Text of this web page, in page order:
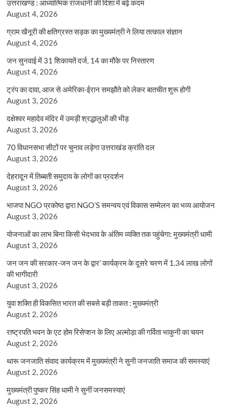
उत्तराखण्ड : आध्यात्मिक राजधानी की दिशा में बढ़े कदम
August 4, 2026
ग्राम खैनूरी की क्षतिग्रस्त सड़क का मुख्यमंत्री ने लिया तत्काल संज्ञान
August 4, 2026
जन सुनवाई में 31 शिकायतें दर्ज, 14 का मौके पर निस्तारण
August 4, 2026
ट्रंप का दावा, आज से अमेरिका-ईरान समझौते को लेकर बातचीत शुरू होगी
August 3, 2026
दक्षेश्वर महादेव मंदिर में उमड़ी श्रद्धालुओं की भीड़
August 3, 2026
70 विधानसभा सीटों पर चुनाव लड़ेगा उत्तराखंड क्रांति दल
August 3, 2026
देहरादून में तिब्बती समुदाय के लोगों का प्रदर्शन
August 3, 2026
भाजपा NGO प्रकोष्ठ द्वारा NGO’S समन्वय एवं विकास सम्मेलन का भव्य आयोजन
August 3, 2026
योजनाओं का लाभ बिना किसी भेदभाव के अंतिम व्यक्ति तक पहुंचेगा: मुख्यमंत्री धामी
August 3, 2026
जन जन की सरकार-जन जन के द्वार’ कार्यक्रम के दूसरे चरण में 1.34 लाख लोगों
की भागीदारी
August 3, 2026
युवा शक्ति ही विकसित भारत की सबसे बड़ी ताकत : मुख्यमंत्री
August 2, 2026
राष्ट्रपति भवन के एट होम रिसेप्शन के लिए अल्मोड़ा की गर्विता भाकुनी का चयन
August 2, 2026
थारू जनजाति संवाद कार्यक्रम में मुख्यमंत्री ने सुनी जनजाति समाज की समस्याएं
August 2, 2026
मुख्यमंत्री पुष्कर सिंह धामी ने सुनीं जनसमस्याएं
August 2, 2026